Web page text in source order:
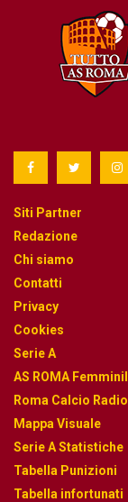
Siti Partner
Redazione
Chi siamo
Contatti
Privacy
Cookies
Serie A
AS ROMA
Roma Calcio Radio
Mappa Visuale
Serie A Statistiche
Tabella Punizioni
Tabella infortunati